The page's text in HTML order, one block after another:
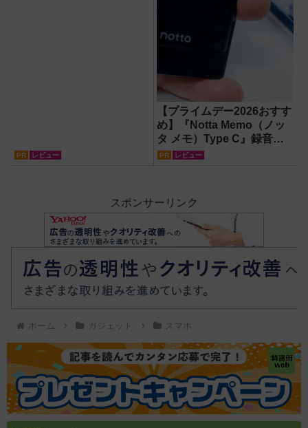
PR レビュー
【プライムデー2026おすす
め】『Notta Memo（ノッ
タ メモ）Type C』録音か
らAI自動文字起こし・翻
訳・要約までこなすAIボイ
PR レビュー
スポンサーリンク
ホーム ガジェット スマホ